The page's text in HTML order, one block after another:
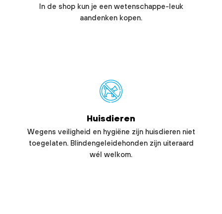
In de shop kun je een wetenschappe-leuk
aandenken kopen.
Huisdieren
Wegens veiligheid en hygiëne zijn huisdieren niet
toegelaten. Blindengeleidehonden zijn uiteraard
wél welkom.